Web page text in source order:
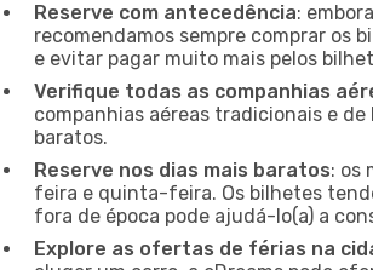
Reserve com antecedência:
recomendamos sempre comprar os
e evitar pagar muito mais pelos
Verifique todas as companhias
companhias aéreas tradicionais e
baratos.
Reserve nos dias mais baratos: os
feira e quinta-feira. Os bilhetes
fora de época pode ajudá-lo(a) a
Explore as ofertas de férias na